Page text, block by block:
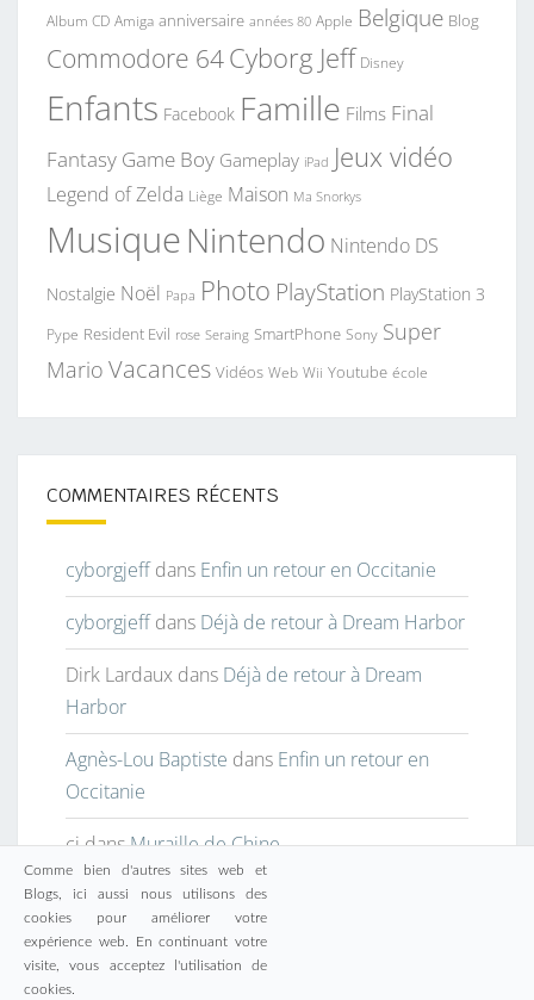
Album CD Amiga anniversaire années 80 Apple Belgique Blog
Commodore 64Cyborg Jeff Disney
Enfants Facebook Famille Films Final
Fantasy Game Boy Gameplay iPad Jeux vidéo
Legend of Zelda Liège Maison Ma Snorkys
MusiqueNintendo Nintendo DS
Nostalgie Noël Papa Photo PlayStation PlayStation 3
Pype Resident Evil rose Seraing SmartPhone Sony Super
Mario Vacances Vidéos Web Wii Youtube école
COMMENTAIRES RÉCENTS
cyborgjeffdans Enfin un retour en Occitanie
cyborgjeffdans Déjà de retour à Dream Harbor
Dirk Lardaux dans Déjà de retour à Dream
Harbor
Agnès-Lou Baptiste dans Enfin un retour en
Occitanie
cjdansMuraille de Chine
© 2026 Fièrement propulsé par
Comme bien d'autres sites web et
Blogs, ici aussi nous utilisons des
cookies pour améliorer votre
expérience web. En continuant votre
visite, vous acceptez l'utilisation de
cookies.